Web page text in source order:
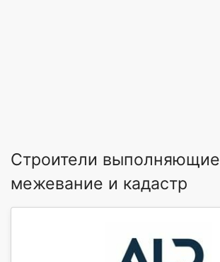
Строители выполняющие
межевание и кадастр